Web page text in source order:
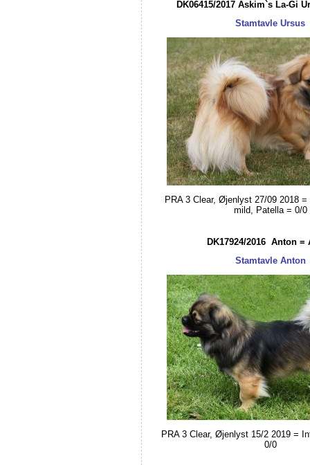
DK06415/2017Askim`s La-Gi
Stamtavle Ursus
PRA 3 Clear, Øjenlyst 27/09 2018
mild, Patella = 0/0
DK17924/2016 Anton =
Stamtavle Anton
PRA 3 Clear, Øjenlyst 15/2 2019 =
0/0